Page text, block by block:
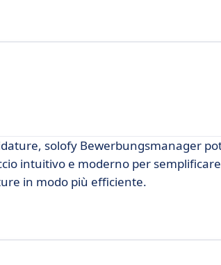
solofy Bewerbungsmanager
intuitivo e moderno per
in modo più efficiente.